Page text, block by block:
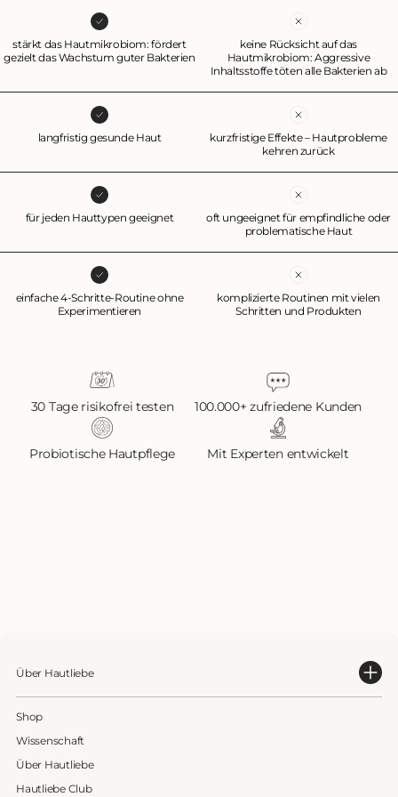
stärkt das Hautmikrobiom: fördert
gezielt das Wachstum guter Bakterien
keine Rücksicht auf das
Hautmikrobiom: Aggressive
Inhaltsstoffe töten alle Bakterien ab
langfristig gesunde Haut
kurzfristige Effekte – Hautprobleme
kehren zurück
für jeden Hauttypen geeignet
oft ungeeignet für empfindliche oder
problematische Haut
einfache 4-Schritte-Routine ohne
Experimentieren
komplizierte Routinen mit vielen
Schritten und Produkten
30 Tage risikofrei testen 100.000+ zufriedene Kunden
Probiotische Hautpflege Mit Experten entwickelt
Über Hautliebe
Shop
Wissenschaft
Über Hautliebe
Hautliebe Club